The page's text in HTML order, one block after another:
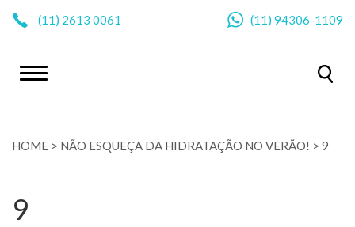
(11) 2613 0061 (11) 94306-1109
HOME > NÃO ESQUEÇA DA HIDRATAÇÃO NO VERÃO! > 9
9